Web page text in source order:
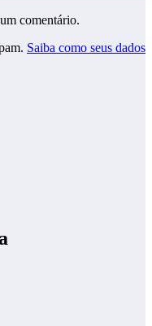
comentário.
Saiba como seus dados